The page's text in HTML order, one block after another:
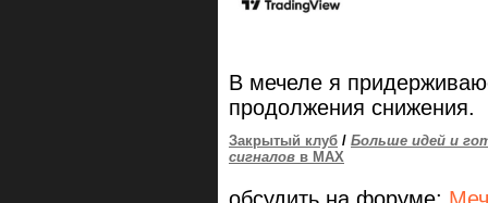
В мечеле я
продолжения снижения.
Закрытый клуб / Больше идей и
сигналов в MAX